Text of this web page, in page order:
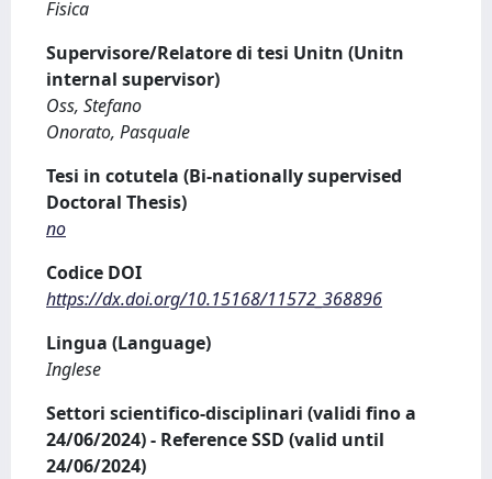
Fisica
Supervisore/Relatore di tesi Unitn (Unitn
internal supervisor)
Oss, Stefano
Onorato, Pasquale
Tesi in cotutela (Bi-nationally supervised
Doctoral Thesis)
no
Codice DOI
https://dx.doi.org/10.15168/11572_368896
Lingua (Language)
Inglese
Settori scientifico-disciplinari (validi fino a
24/06/2024) - Reference SSD (valid until
24/06/2024)